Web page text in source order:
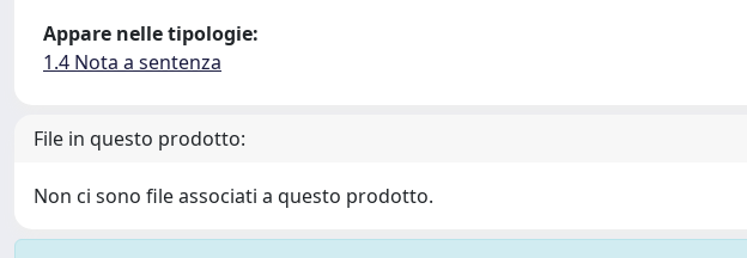
Appare nelle tipologie:
1.4 Nota a sentenza
File in questo prodotto:
Non ci sono file associati a questo prodotto.